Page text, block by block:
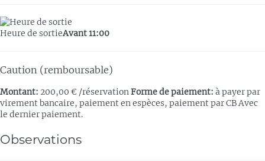
Heure de sortieAvant 11:00
Caution (remboursable)
Montant: 200,00 € /réservationForme de paiement: à payer par
virement bancaire, paiement en espèces, paiement par CBAvec
le dernier paiement.
Observations